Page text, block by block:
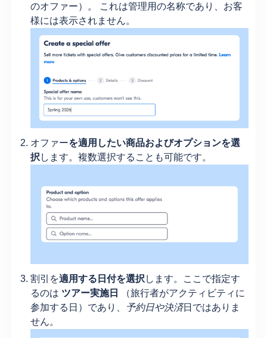
のオファー）。 これは管理用の名称であり、お客
様には表示されません。
オファーを適用したい商品およびオプションを選
択 します。複数選択することも可能です。
割引を適用する日付を選択 します。ここで指定す
るのは ツアー実施日
（旅行者がアクティビティに
参加する日）であり、
予約日や決済日ではありま
せん。